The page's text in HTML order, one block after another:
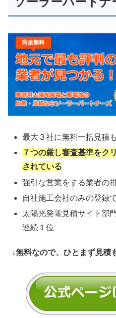
最大３社に無料一括見積
７つの厳し審査基準をク
されている
強引な営業をする業者の
自社施工会社のみの登録
太陽光発電見積サイト部
連続１位
↓無料なので、ひとまず見積